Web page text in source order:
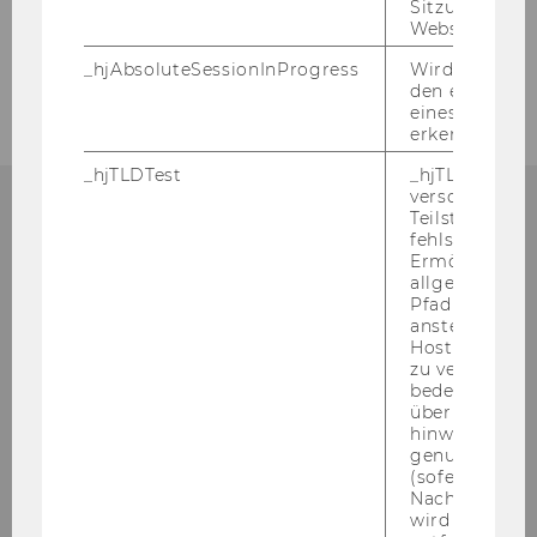
Wirtschaftspädagogik
Wirtschaftspädagogik
auf
Wirtschaftspädagogik
auf
Die WU ist eine der größ­ten und mo­
derns­ten Wirt­schafts­uni­ver­si­täten Eu­ro­
pas. Die hohe Qua­li­tät in For­schung und
Lehre wird durch inter­na­tio­nale Güte­sie­
gel bestä­tigt. Wel­che Vor­tei­le bie­tet Ihnen
Sitzungslimit
Website
_hjAbsoluteSessionInProgress
Wird
den ersten
eines
erkennen.
_hjTLDTest
_hjTLDTest-
verschiedene
Teilstrings,
fehlschlägt.
Ermöglicht,
Pfad zu
anstelle des
Hostnamens
zu
bedeutet,
über
hinweg
genutzt
(sofern
Nach dieser
wird das